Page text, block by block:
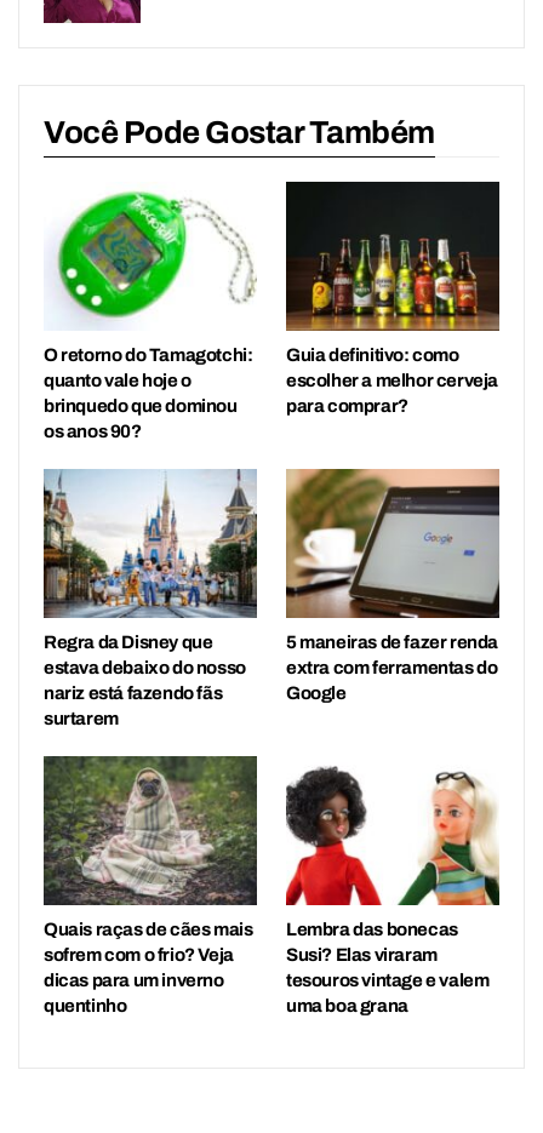
Você Pode Gostar Também
O retorno do Tamagotchi:
quanto vale hoje o
brinquedo que dominou
os anos 90?
Guia definitivo: como
escolher a melhor cerveja
para comprar?
Regra da Disney que
estava debaixo do nosso
nariz está fazendo fãs
surtarem
5 maneiras de fazer renda
extra com ferramentas do
Google
Quais raças de cães mais
sofrem com o frio? Veja
dicas para um inverno
quentinho
Lembra das bonecas
Susi? Elas viraram
tesouros vintage e valem
uma boa grana